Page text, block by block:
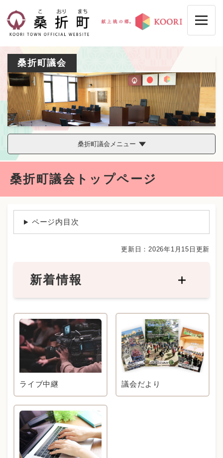
先
桑折町議会
桑折町議会メニュー
桑折町議会トップページ
ページ内目次
更新日：2026年1月15日更新
新着情報
ライブ中継 議会だより